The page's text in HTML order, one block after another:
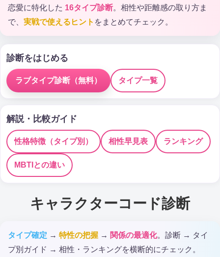
恋愛に特化した 16タイプ診断。相性や距離感の取り方ま
で、 実戦で使えるヒント をまとめてチェック。
診断をはじめる
ラブタイプ診断（無料） タイプ一覧
解説・比較ガイド
性格特徴（タイプ別） 相性早見表 ランキング
MBTIとの違い
キャラクターコード診断
タイプ確定 → 特性の把握 → 関係の最適化。診断 → タイ
プ別ガイド → 相性・ランキングを横断的にチェック。